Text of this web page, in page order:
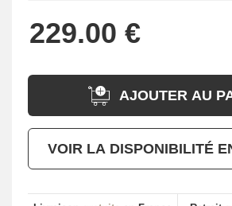
AJOUTER AU
VOIR LA DISPONIBILITÉ